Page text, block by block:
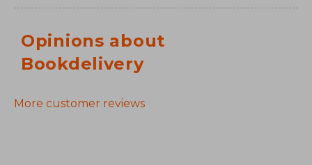
Opinions about
Bookdelivery
More customer reviews